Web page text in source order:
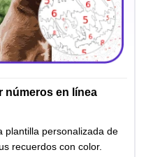
números en línea
plantilla personalizada de
recuerdos con color.